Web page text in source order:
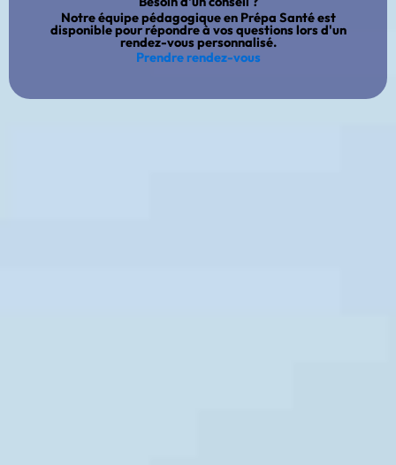
Notre équipe pédagogique en Prépa Santé est
disponible pour répondre à vos questions lors d'un
rendez-vous personnalisé.
Prendre rendez-vous